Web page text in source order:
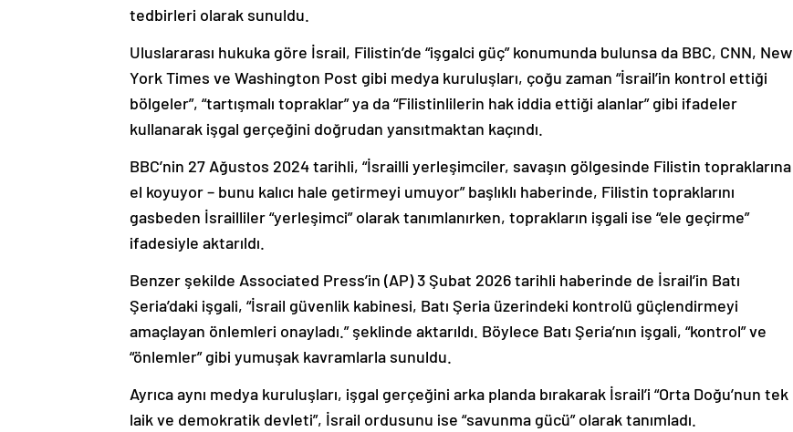
tedbirleri olarak sunuldu.
Uluslararası hukuka göre İsrail, Filistin’de “işgalci güç” konumunda bulunsa da BBC, CNN, New
York Times ve Washington Post gibi medya kuruluşları, çoğu zaman “İsrail’in kontrol ettiği
bölgeler”, “tartışmalı topraklar” ya da “Filistinlilerin hak iddia ettiği alanlar” gibi ifadeler
kullanarak işgal gerçeğini doğrudan yansıtmaktan kaçındı.
BBC’nin 27 Ağustos 2024 tarihli, “İsrailli yerleşimciler, savaşın gölgesinde Filistin topraklarına
el koyuyor – bunu kalıcı hale getirmeyi umuyor” başlıklı haberinde, Filistin topraklarını
gasbeden İsrailliler “yerleşimci” olarak tanımlanırken, toprakların işgali ise “ele geçirme”
ifadesiyle aktarıldı.
Benzer şekilde Associated Press’in (AP) 3 Şubat 2026 tarihli haberinde de İsrail’in Batı
Şeria’daki işgali, “İsrail güvenlik kabinesi, Batı Şeria üzerindeki kontrolü güçlendirmeyi
amaçlayan önlemleri onayladı.” şeklinde aktarıldı. Böylece Batı Şeria’nın işgali, “kontrol” ve
“önlemler” gibi yumuşak kavramlarla sunuldu.
Ayrıca aynı medya kuruluşları, işgal gerçeğini arka planda bırakarak İsrail’i “Orta Doğu’nun tek
laik ve demokratik devleti”, İsrail ordusunu ise “savunma gücü” olarak tanımladı.